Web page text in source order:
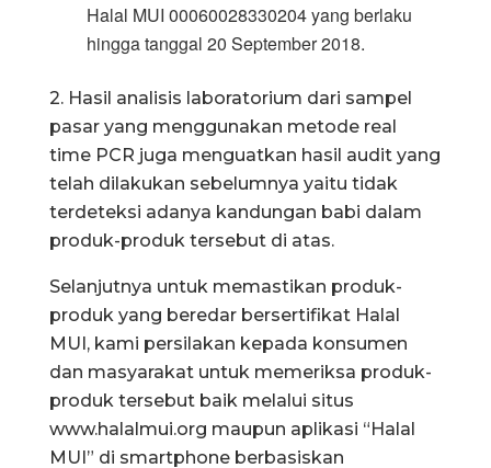
Halal MUI 00060028330204 yang berlaku
hingga tanggal 20 September 2018.
2. Hasil analisis laboratorium dari sampel
pasar yang menggunakan metode real
time PCR juga menguatkan hasil audit yang
telah dilakukan sebelumnya yaitu tidak
terdeteksi adanya kandungan babi dalam
produk-produk tersebut di atas.
Selanjutnya untuk memastikan produk-
produk yang beredar bersertifikat Halal
MUI, kami persilakan kepada konsumen
dan masyarakat untuk memeriksa produk-
produk tersebut baik melalui situs
www.halalmui.org maupun aplikasi “Halal
MUI” di smartphone berbasiskan